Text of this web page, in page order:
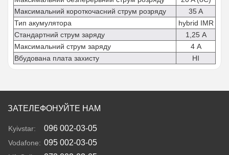
Максимальний короткочасний струм розряду
35 A
Тип акумулятора
hybrid IMR
Стандартний струм заряду
1,25 А
Максимальний струм заряду
4 А
Вбудована плата захисту
НІ
ЗАТЕЛЕФОНУЙТЕ НАМ
Kyivstar: 096 002-03-05
Vodafone: 095 002-03-05